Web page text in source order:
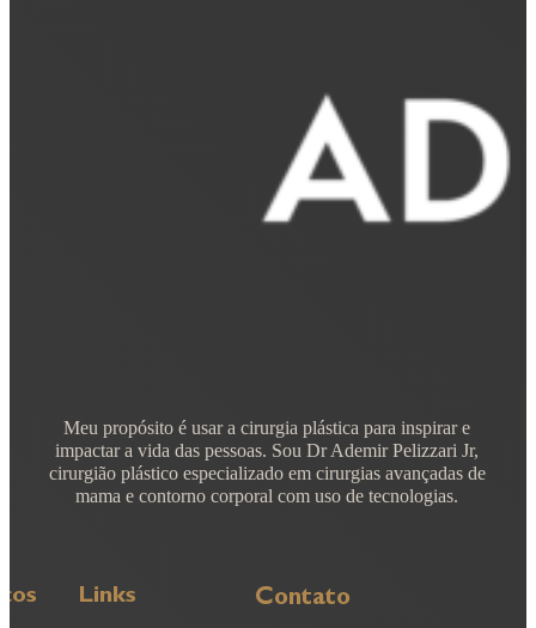
Meu propósito é usar a cirurgia plástica para inspirar e
impactar a vida das pessoas. Sou Dr Ademir Pelizzari Jr,
cirurgião plástico especializado em cirurgias avançadas de
mama e contorno corporal com uso de tecnologias.
Links Contato